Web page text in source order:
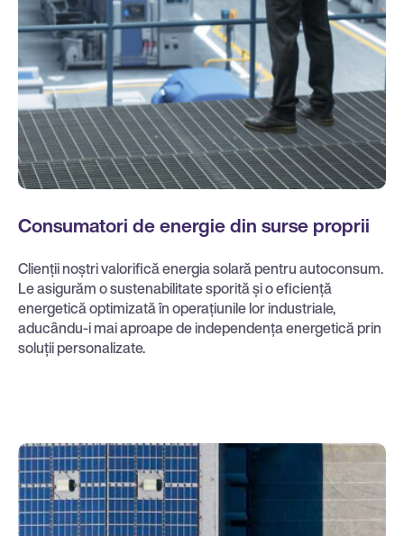
Consumatori de energie din surse proprii
Clienții noștri valorifică energia solară pentru autoconsum.
Le asigurăm o sustenabilitate sporită și o eficiență
energetică optimizată în operațiunile lor industriale,
aducându-i mai aproape de independența energetică prin
soluții personalizate.